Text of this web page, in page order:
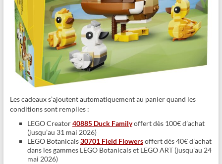
Les cadeaux s’ajoutent automatiquement au panier quand les
conditions sont remplies :
LEGO Creator40885 Duck Familyoffert dès 100€ d’achat
(jusqu’au 31 mai 2026)
LEGO Botanicals30701 Field Flowersoffert dès 40€ d’achat
dans les gammes LEGO Botanicals et LEGO ART (jusqu’au 24
mai 2026)